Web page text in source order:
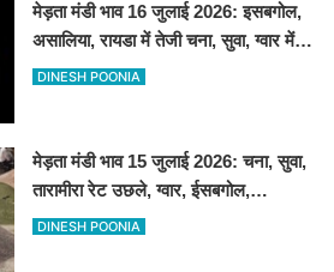
मेड़ता मंडी भाव 16 जुलाई 2026: इसबगोल,
असालिया, रायडा में तेजी चना, सुवा, ग्वार में
आई गिरावट
DINESH POONIA
मेड़ता मंडी भाव 15 जुलाई 2026: चना, सुवा,
तारामीरा रेट उछले, ग्वार, ईसबगोल,
असालिया, रायड़ा मंदे बिके
DINESH POONIA